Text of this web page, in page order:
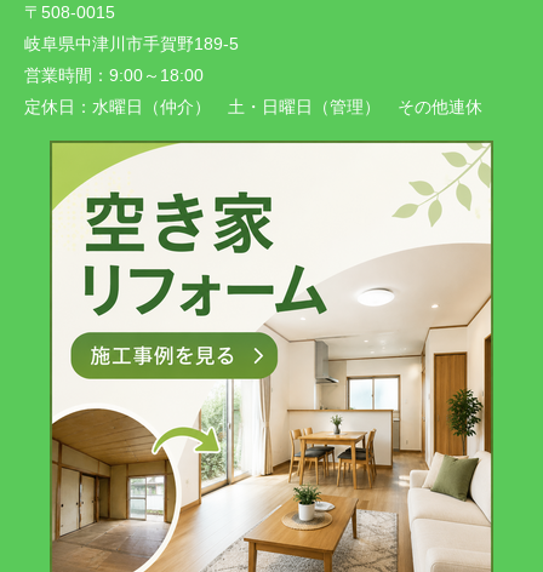
〒508-0015
岐阜県中津川市手賀野189-5
営業時間： 9:00～18:00
定休日： 水曜日（仲介） 土・日曜日（管理） その他連休